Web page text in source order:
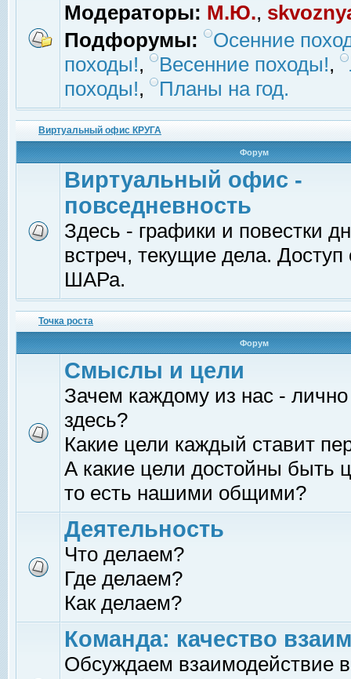
Модераторы: М.Ю.,
Подфорумы:
Осенние
походы!, Весенние походы!,
походы!, Планы на год.
Виртуальный офис КРУГА
Форум
Виртуальный офис -
повседневность
Здесь - графики и повестки
встреч, текущие дела.
ШАРа.
Точка роста
Форум
Смыслы и цели
Зачем каждому из нас -
здесь?
Какие цели каждый ставит
А какие цели достойны быть
то есть нашими общими?
Деятельность
Что делаем?
Где делаем?
Как делаем?
Команда: качество
Обсуждаем взаимодействие